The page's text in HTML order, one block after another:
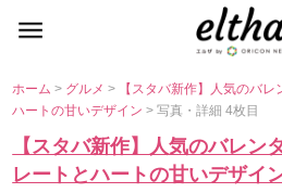
ホーム> グルメ>
【スタバ新作】人気のバ
ハートの甘いデザイン> 写真・詳細 4枚目
【スタバ新作】人気のバレン
レートとハートの甘いデザイ